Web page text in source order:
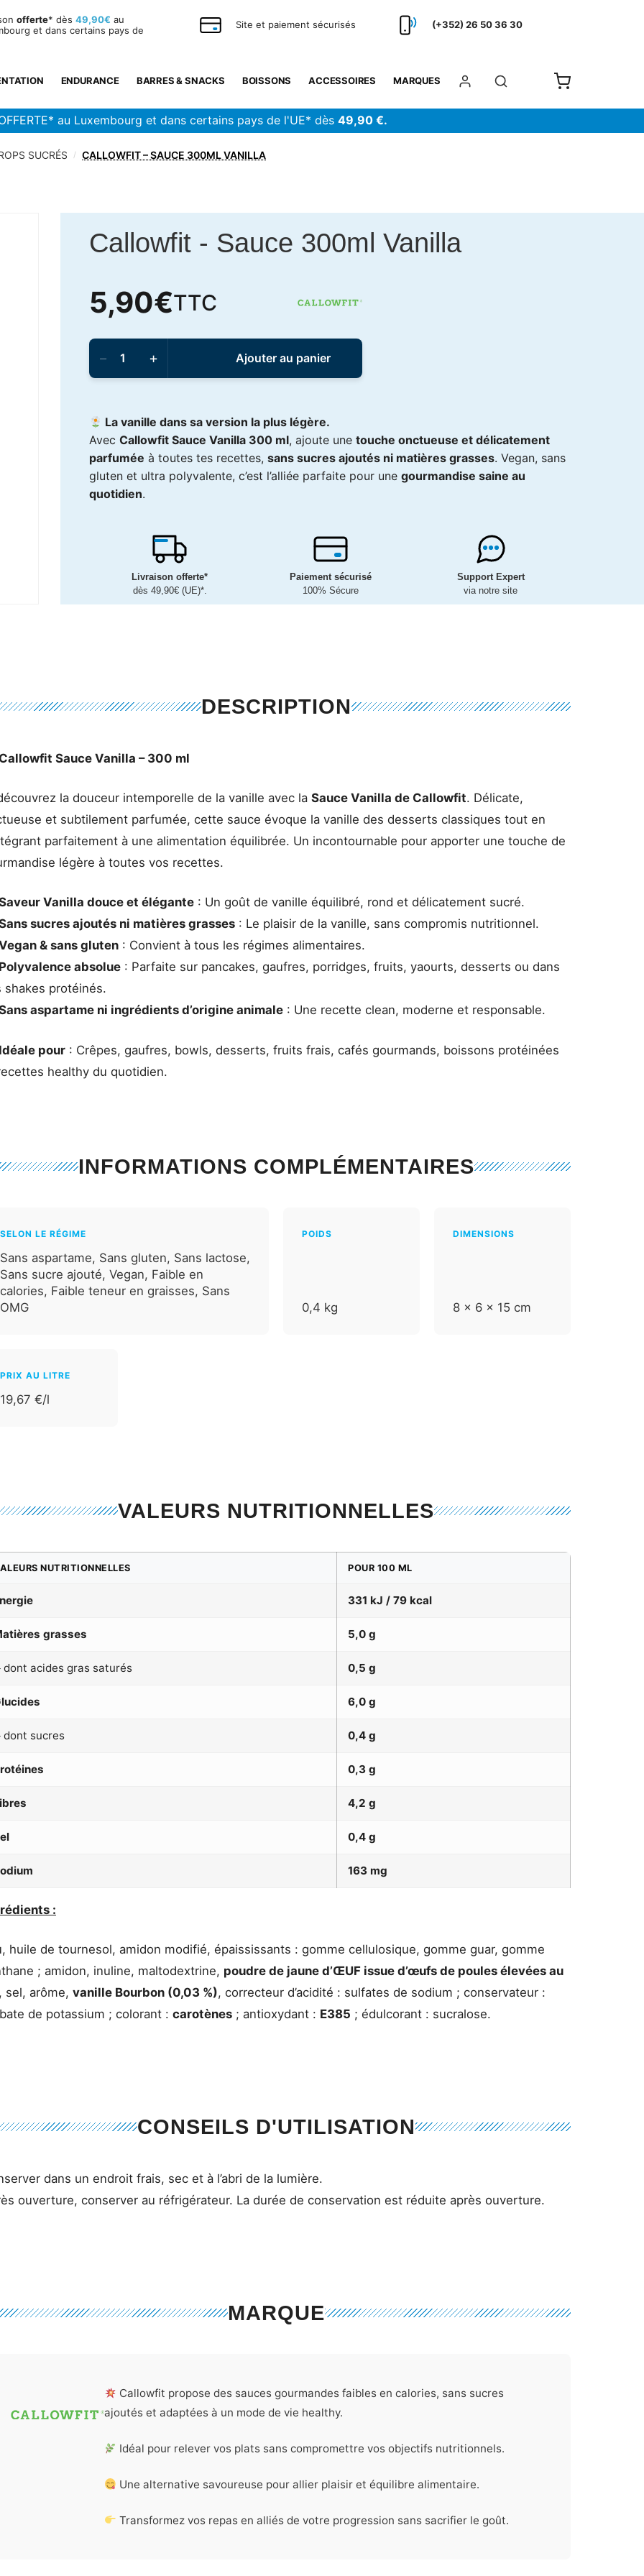
offerte* dès 49,90€ au
et dans certains pays de
Site et paiement sécurisés (+352) 26 50 36 30
ENDURANCE BARRES & SNACKS BOISSONS ACCESSOIRES MARQUES
au Luxembourg et dans certains pays de l'UE* dès 49,90 €.
SUCRÉS / CALLOWFIT – SAUCE 300ML VANILLA
Callowfit - Sauce 300ml Vanilla
5,90€TTC
quantité
de
Callowfit
-
− + Ajouter au panier
La vanille dans sa version la plus légère.
Avec Callowfit Sauce Vanilla 300 ml, ajoute une touche onctueuse et délicatement
parfumée à toutes tes recettes, sans sucres ajoutés ni matières grasses. Vegan, sans
gluten et ultra polyvalente, c’est l’alliée parfaite pour une gourmandise saine au
quotidien.
Livraison offerte*
dès 49,90€ (UE)*.
Paiement sécurisé
100% Sécure
Support Expert
via notre site
DESCRIPTION
Sauce Vanilla – 300 ml
la douceur intemporelle de la vanille avec la Sauce Vanilla de Callowfit. Délicate,
et subtilement parfumée, cette sauce évoque la vanille des desserts classiques tout en
parfaitement à une alimentation équilibrée. Un incontournable pour apporter une touche de
légère à toutes vos recettes.
Vanilla douce et élégante : Un goût de vanille équilibré, rond et délicatement sucré.
sucres ajoutés ni matières grasses : Le plaisir de la vanille, sans compromis nutritionnel.
& sans gluten : Convient à tous les régimes alimentaires.
absolue : Parfaite sur pancakes, gaufres, porridges, fruits, yaourts, desserts ou dans
shakes protéinés.
aspartame ni ingrédients d’origine animale : Une recette clean, moderne et responsable.
pour : Crêpes, gaufres, bowls, desserts, fruits frais, cafés gourmands, boissons protéinées
healthy du quotidien.
INFORMATIONS COMPLÉMENTAIRES
SELON LE RÉGIME
Sans aspartame, Sans gluten, Sans lactose,
Sans sucre ajouté, Vegan, Faible en
calories, Faible teneur en graisses, Sans
OMG
POIDS
0,4 kg
DIMENSIONS
8 × 6 × 15 cm
PRIX AU LITRE
19,67 €/l
VALEURS NUTRITIONNELLES
NUTRITIONNELLES POUR 100 ML
331 kJ / 79 kcal
grasses 5,0 g
dont acides gras saturés 0,5 g
6,0 g
dont sucres 0,4 g
0,3 g
4,2 g
0,4 g
163 mg
:
huile de tournesol, amidon modifié, épaississants : gomme cellulosique, gomme guar, gomme
; amidon, inuline, maltodextrine, poudre de jaune d’ŒUF issue d’œufs de poules élevées au
sel, arôme, vanille Bourbon (0,03 %), correcteur d’acidité : sulfates de sodium ; conservateur :
de potassium ; colorant : carotènes ; antioxydant : E385 ; édulcorant : sucralose.
CONSEILS D'UTILISATION
dans un endroit frais, sec et à l’abri de la lumière.
ouverture, conserver au réfrigérateur. La durée de conservation est réduite après ouverture.
MARQUE
Callowfit propose des sauces gourmandes faibles en calories, sans sucres
ajoutés et adaptées à un mode de vie healthy.
Idéal pour relever vos plats sans compromettre vos objectifs nutritionnels.
Une alternative savoureuse pour allier plaisir et équilibre alimentaire.
Transformez vos repas en alliés de votre progression sans sacrifier le goût.